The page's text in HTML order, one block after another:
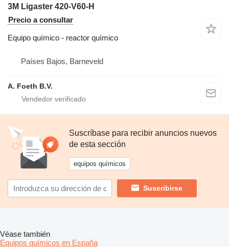
3M Ligaster 420-V60-H
Precio a consultar
Equipo químico - reactor químico
Países Bajos, Barneveld
A. Foeth B.V.
Suscríbase para recibir anuncios nuevos
de esta sección
equipos químicos
Suscribirse
Véase también
Equipos químicos en España